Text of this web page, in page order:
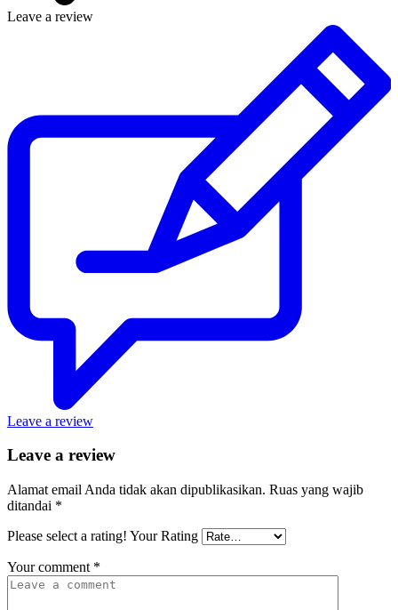
Leave a review
Leave a review
Leave a review
Alamat email Anda tidak akan dipublikasikan. Ruas yang wajib
ditandai *
Please select a rating! Your Rating
Your comment *